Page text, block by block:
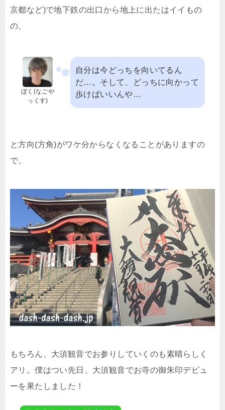
京都など)で地下鉄の出口から地上に出たはイイもの
の、
ぼく(なごや
っくす)
自分は今どっちを向いてるん
だ…。そして、どっちに向かって
歩けばいいんや…
と方向(方角)がワケ分からなくなることがありますの
で。
もちろん、大須観音でお参りしていくのも素晴らしく
アリ。僕はつい先日、大須観音でお寺の御朱印デビュ
ーを果たしました！